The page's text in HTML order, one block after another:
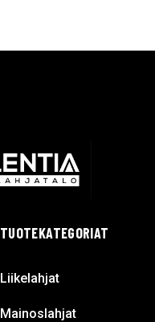
TUOTEKATEGORIAT
Liikelahjat
Mainoslahjat